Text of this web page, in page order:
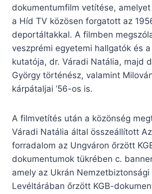
dokumentumfilm vetítése,
a Híd TV közösen forgatott az
deportáltakkal. A filmben
veszprémi egyetemi hallgatók és
kutatója, dr. Váradi Natália, majd
György történész, valamint
kárpátaljai ’56-os is.
A filmvetítés után a közönség
Váradi Natália által összeállított
forradalom az Ungváron őrzött
dokumentumok tükrében c.
amely az Ukrán Nemzetbiztonsági
Levéltárában őrzött KGB-